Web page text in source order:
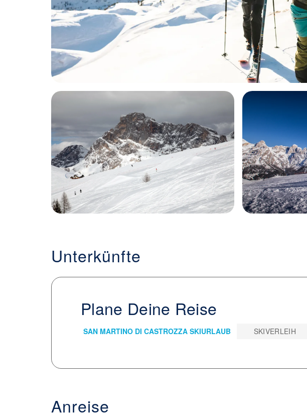
Unterkünfte
Plane Deine Reise
SAN MARTINO DI CASTROZZA SKIURLAUB SKIVERLEIH
Anreise